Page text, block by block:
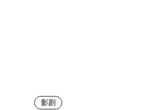
影剧